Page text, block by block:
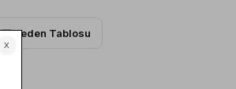
Beden Tablosu